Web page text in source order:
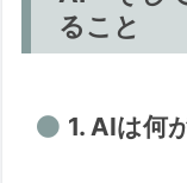
ること
1. AIは何